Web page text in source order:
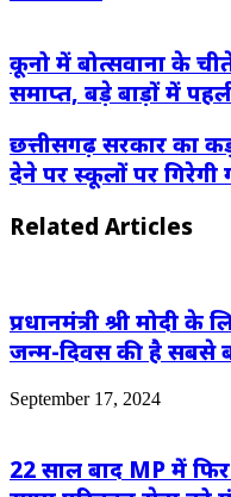
कूनो में बोत्सवाना के
समाप्त, बड़े बाड़ों में
छत्तीसगढ़ सरकार का
देने पर स्कूलों पर गिरेगी
Related Articles
प्रधानमंत्री श्री मोदी
जन्म-दिवस की है सबसे
September 17, 2024
22 साल बाद MP में